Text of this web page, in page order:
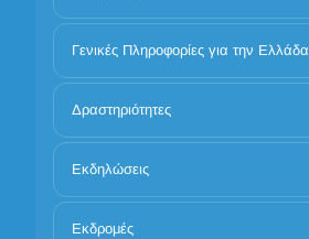
Γενικές Πληροφορίες για την Ελλάδα
Δραστηριότητες
Εκδηλώσεις
Εκδρομές